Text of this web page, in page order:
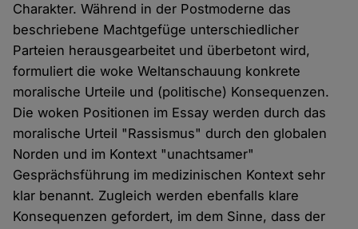
Charakter. Während in der Postmoderne das
beschriebene Machtgefüge unterschiedlicher
Parteien herausgearbeitet und überbetont wird,
formuliert die woke Weltanschauung konkrete
moralische Urteile und (politische) Konsequenzen.
Die woken Positionen im Essay werden durch das
moralische Urteil "Rassismus" durch den globalen
Norden und im Kontext "unachtsamer"
Gesprächsführung im medizinischen Kontext sehr
klar benannt. Zugleich werden ebenfalls klare
Konsequenzen gefordert, im dem Sinne, dass der